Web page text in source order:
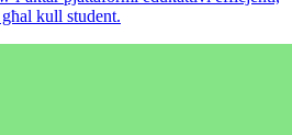
kull student.